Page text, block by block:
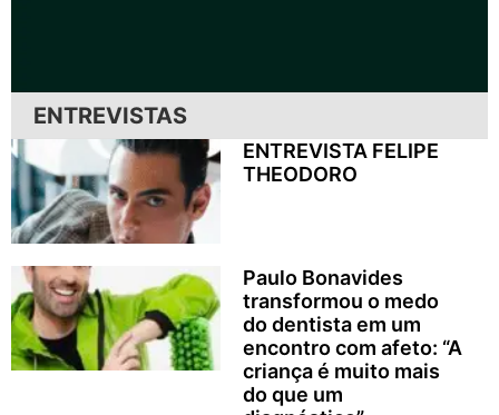
ENTREVISTAS
ENTREVISTA FELIPE
THEODORO
Paulo Bonavides
transformou o medo
do dentista em um
encontro com afeto: “A
criança é muito mais
do que um